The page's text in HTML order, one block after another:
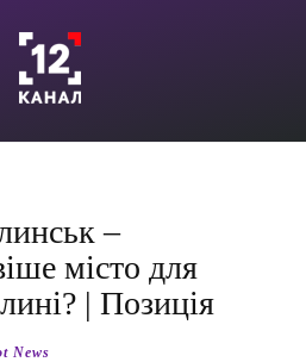
–
місто для
| Позиція
News